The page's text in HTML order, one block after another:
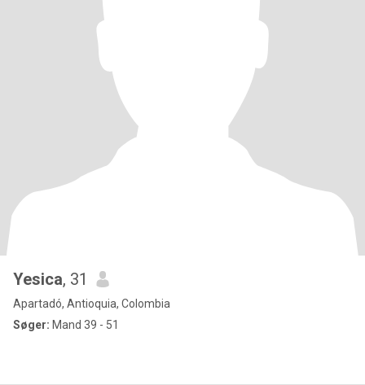
Yesica, 31
Apartadó, Antioquia, Colombia
Søger: Mand 39 - 51